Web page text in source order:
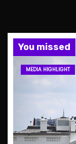
You missed
MEDIA HIGHLIGHT